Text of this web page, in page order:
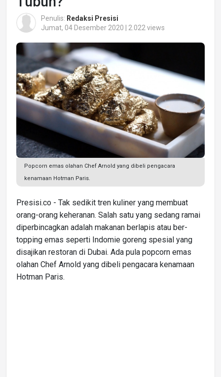
Penulis: Redaksi Presisi
Jumat, 04 Desember 2020 | 2.022 views
Popcorn emas olahan Chef Arnold yang dibeli pengacara
kenamaan Hotman Paris.
Presisi.co - Tak sedikit tren kuliner yang membuat
orang-orang keheranan. Salah satu yang sedang ramai
diperbincagkan adalah makanan berlapis atau ber-
topping emas seperti Indomie goreng spesial yang
disajikan restoran di Dubai. Ada pula popcorn emas
olahan Chef Arnold yang dibeli pengacara kenamaan
Hotman Paris.